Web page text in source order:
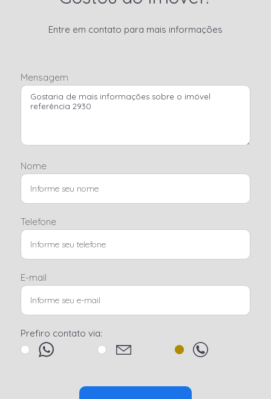
Entre em contato para mais informações
Mensagem
Nome
Telefone
E-mail
Prefiro contato via: